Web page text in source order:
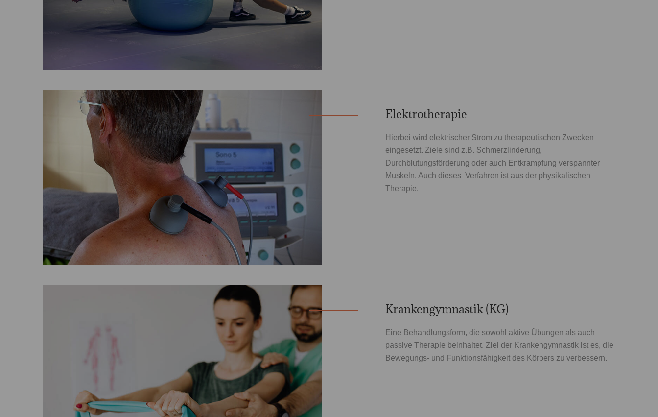
Elektrotherapie
Hierbei wird elektrischer Strom zu therapeutischen Zwecken
eingesetzt. Ziele sind z.B. Schmerzlinderung,
Durchblutungsförderung oder auch Entkrampfung verspannter
Muskeln. Auch dieses Verfahren ist aus der physikalischen
Therapie.
Krankengymnastik (KG)
Eine Behandlungsform, die sowohl aktive Übungen als auch
passive Therapie beinhaltet. Ziel der Krankengymnastik ist es, die
Bewegungs- und Funktionsfähigkeit des Körpers zu verbessern.